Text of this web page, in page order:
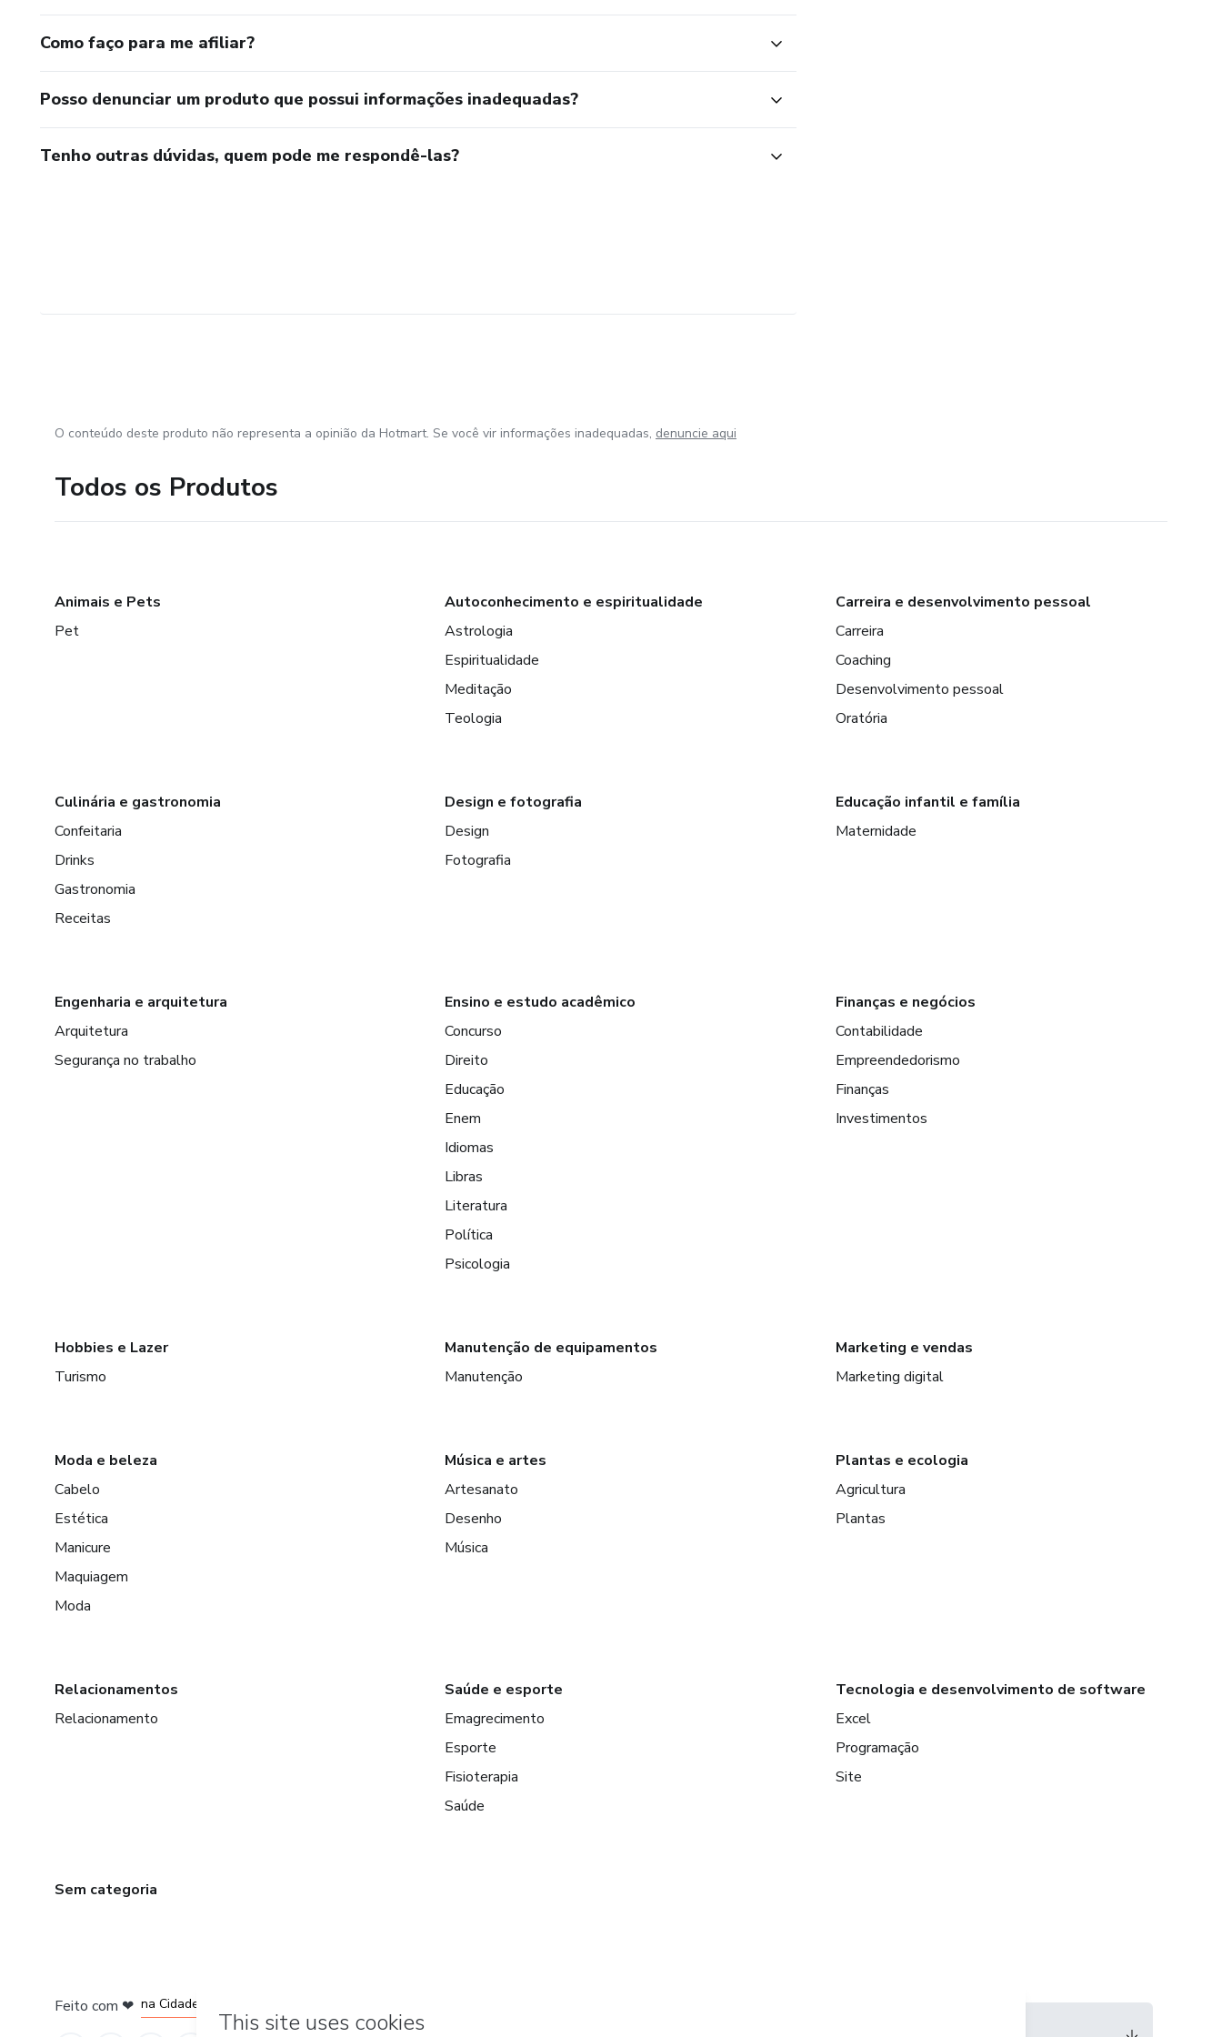
Como faço para me afiliar?
Posso denunciar um produto que possui informações inadequadas?
Tenho outras dúvidas, quem pode me respondê-las?
O conteúdo deste produto não representa a opinião da Hotmart. Se você vir informações inadequadas, denuncie aqui
Todos os Produtos
Animais e Pets
Pet
Autoconhecimento e espiritualidade
Astrologia
Espiritualidade
Meditação
Teologia
Carreira e desenvolvimento pessoal
Carreira
Coaching
Desenvolvimento pessoal
Oratória
Culinária e gastronomia
Confeitaria
Drinks
Gastronomia
Receitas
Design e fotografia
Design
Fotografia
Educação infantil e família
Maternidade
Engenharia e arquitetura
Arquitetura
Segurança no trabalho
Ensino e estudo acadêmico
Concurso
Direito
Educação
Enem
Idiomas
Libras
Literatura
Política
Psicologia
Finanças e negócios
Contabilidade
Empreendedorismo
Finanças
Investimentos
Hobbies e Lazer
Turismo
Manutenção de equipamentos
Manutenção
Marketing e vendas
Marketing digital
Moda e beleza
Cabelo
Estética
Manicure
Maquiagem
Moda
Música e artes
Artesanato
Desenho
Música
Plantas e ecologia
Agricultura
Plantas
Relacionamentos
Relacionamento
Saúde e esporte
Emagrecimento
Esporte
Fisioterapia
Saúde
Tecnologia e desenvolvimento de software
Excel
Programação
Site
Sem categoria
Feito com ❤
em Belo Horizonte
na Cidade do México